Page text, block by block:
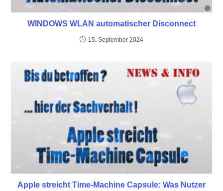
WINDOWS WLAN automatischer Disconnect
15. September 2024
Apple streicht Time-Machine Capsule: Was Nutzer